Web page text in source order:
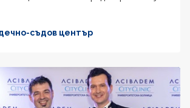
съдов център